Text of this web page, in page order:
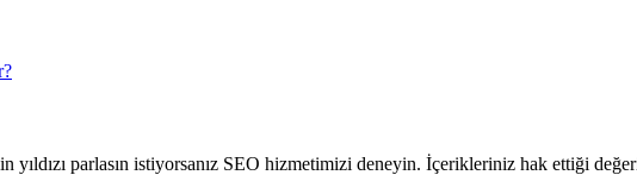
yıldızı parlasın istiyorsanız SEO hizmetimizi deneyin. İçerikleriniz hak ettiği